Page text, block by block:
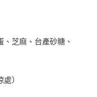
芝麻、台產砂糖、
）